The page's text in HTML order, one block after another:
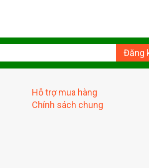
Đăng
Hỗ trợ mua hàng
Chính sách chung